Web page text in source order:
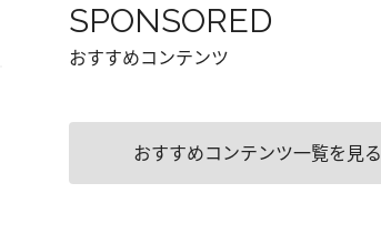
SPONSORED
おすすめコンテンツ
おすすめコンテンツ一覧を見る